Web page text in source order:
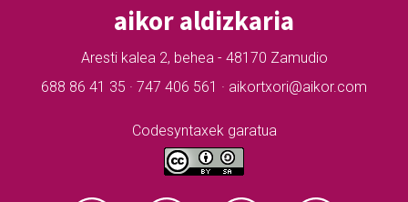
aikor aldizkaria
Aresti kalea 2, behea - 48170 Zamudio
688 86 41 35 · 747 406 561 · aikortxori@aikor.com
Codesyntaxek garatua